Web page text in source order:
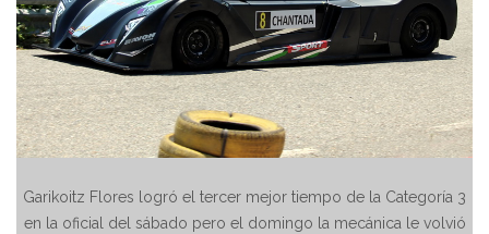
Garikoitz Flores logró el tercer mejor tiempo de la Categoría 3
en la oficial del sábado pero el domingo la mecánica le volvió